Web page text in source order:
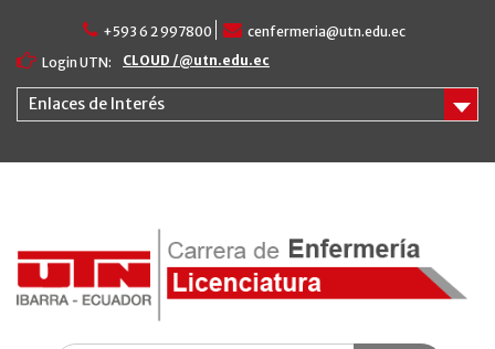
content
+593 6 2 997800
cenfermeria@utn.edu.ec
Login UTN:
CLOUD /@utn.edu.ec
Enlaces de Interés